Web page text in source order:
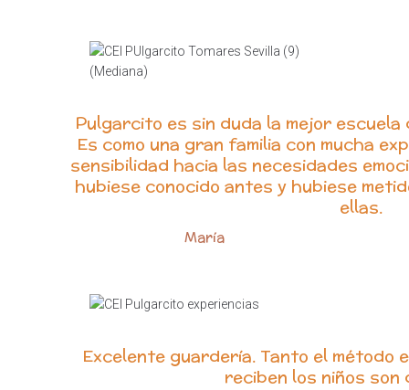
Pulgarcito es sin duda la mejor
Es como una gran familia con mucha
sensibilidad hacia las necesidades
hubiese conocido antes y hubiese
ellas.
María
Excelente guardería. Tanto el método
reciben los niños son